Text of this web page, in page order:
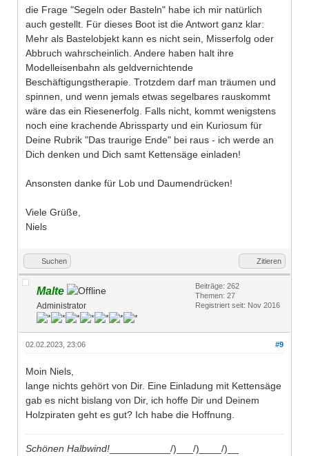
die Frage "Segeln oder Basteln" habe ich mir natürlich
auch gestellt. Für dieses Boot ist die Antwort ganz klar:
Mehr als Bastelobjekt kann es nicht sein, Misserfolg oder
Abbruch wahrscheinlich. Andere haben halt ihre
Modelleisenbahn als geldvernichtende
Beschäftigungstherapie. Trotzdem darf man träumen und
spinnen, und wenn jemals etwas segelbares rauskommt
wäre das ein Riesenerfolg. Falls nicht, kommt wenigstens
noch eine krachende Abrissparty und ein Kuriosum für
Deine Rubrik "Das traurige Ende" bei raus - ich werde an
Dich denken und Dich samt Kettensäge einladen!
Ansonsten danke für Lob und Daumendrücken!
Viele Grüße,
Niels
Suchen Zitieren
Malte
Administrator
Beiträge: 262
Themen: 27
Registriert seit: Nov 2016
#9
02.02.2023, 23:06
Moin Niels,
lange nichts gehört von Dir. Eine Einladung mit Kettensäge
gab es nicht bislang von Dir, ich hoffe Dir und Deinem
Holzpiraten geht es gut? Ich habe die Hoffnung.
Schönen Halbwind! ___________/)___/)____/)__